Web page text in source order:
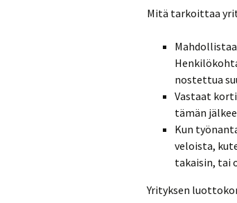
Mitä tarkoittaa
nostettua
Vastaat
tämän
Kun
veloista,
takaisin, tai
Yrityksen